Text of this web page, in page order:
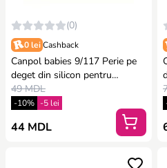
(0)
0 lei Cashback
Canpol babies 9/117 Perie pe
deget din silicon pentru
curatirea dintelor
49 MDL
-10% -5 lei
44 MDL